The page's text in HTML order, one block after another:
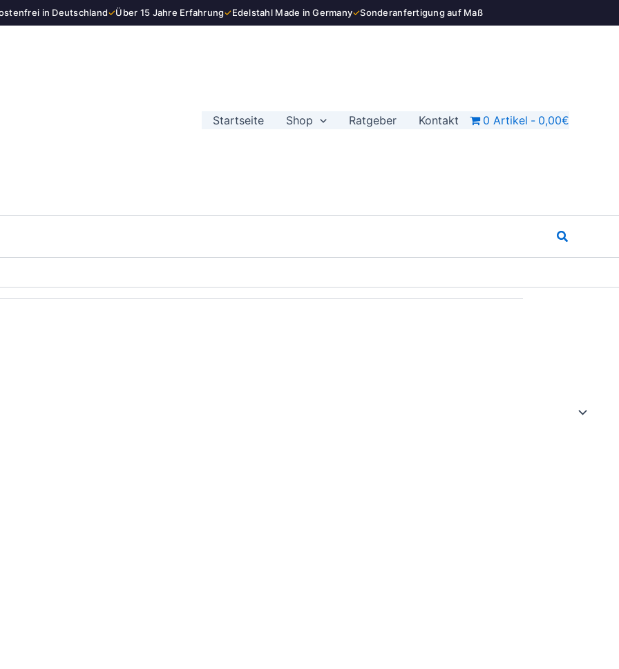
in Deutschland✓Über 15 Jahre Erfahrung✓Edelstahl Made in Germany✓Sonderanfertigung auf Maß
Startseite Shop Ratgeber Kontakt 0 Artikel 0,00€
Suchen